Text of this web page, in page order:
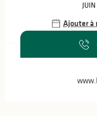
JUIN
Ajouter à